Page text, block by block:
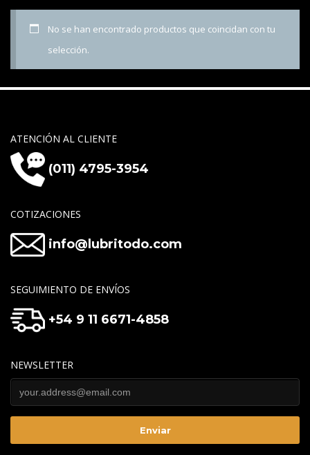
No se han encontrado productos que coincidan con tu
selección.
ATENCIÓN AL CLIENTE
(011) 4795-3954
COTIZACIONES
info@lubritodo.com
SEGUIMIENTO DE ENVÍOS
+54 9 11 6671-4858
NEWSLETTER